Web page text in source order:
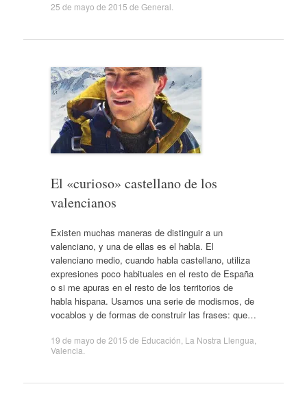
25 de mayo de 2015 de General
El «curioso» castellano de los
valencianos
Existen muchas maneras de distinguir a un
valenciano, y una de ellas es el habla. El
valenciano medio, cuando habla castellano, utiliza
expresiones poco habituales en el resto de España
o si me apuras en el resto de los territorios de
habla hispana. Usamos una serie de modismos, de
vocablos y de formas de construir las frases: que…
19 de mayo de 2015 de Educación La Nostra Llengua
Valencia